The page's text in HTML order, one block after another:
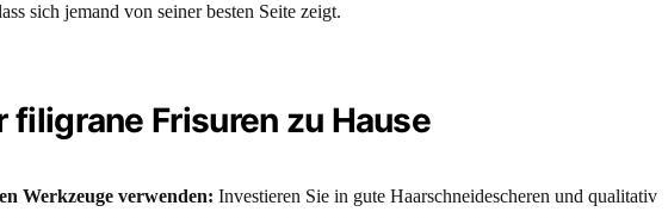
sich jemand von seiner besten Seite zeigt.
filigrane Frisuren zu Hause
Werkzeuge verwenden: Investieren Sie in gute Haarschneidescheren und qualitativ